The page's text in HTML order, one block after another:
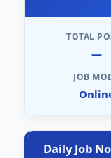
TOTAL
—
JOB
Daily Job